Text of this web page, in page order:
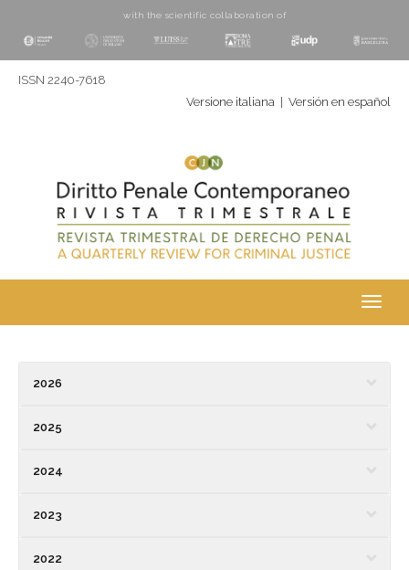
with the scientific collaboration of
ISSN 2240-7618
Versione italiana
Versión en español
2026
2025
2024
2023
2022